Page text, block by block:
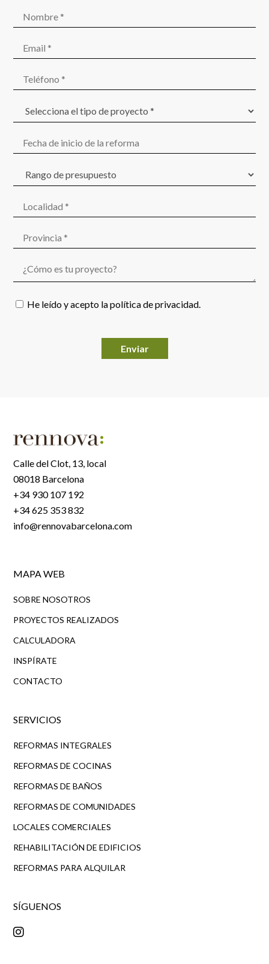
He leído y acepto lapolítica de privacidad
Calle del Clot, 13, local
08018 Barcelona
+34 930 107 192
+34 625 353 832
info@rennovabarcelona.com
MAPA WEB
SOBRE NOSOTROS
PROYECTOS REALIZADOS
CALCULADORA
INSPÍRATE
CONTACTO
SERVICIOS
REFORMAS INTEGRALES
REFORMAS DE COCINAS
REFORMAS DE BAÑOS
REFORMAS DE COMUNIDADES
LOCALES COMERCIALES
REHABILITACIÓN DE EDIFICIOS
REFORMAS PARA ALQUILAR
SÍGUENOS